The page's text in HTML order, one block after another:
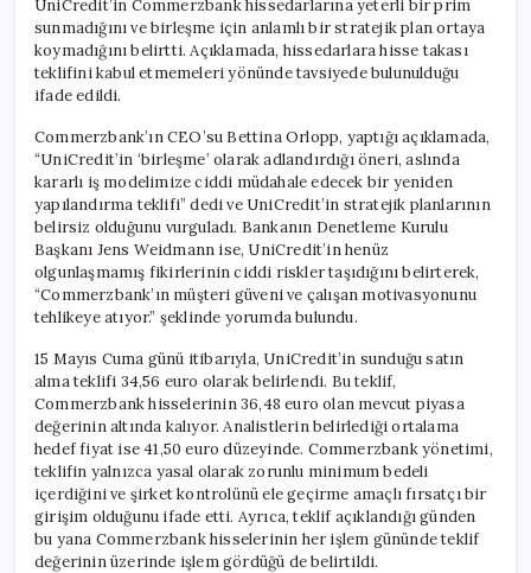
mi?
için
UniCredit’in Commerzbank hissedarlarına yeterli bir prim
sunmadığını ve birleşme için anlamlı bir stratejik plan ortaya
koymadığını belirtti. Açıklamada, hissedarlara hisse takası
teklifini kabul etmemeleri yönünde tavsiyede bulunulduğu
ifade edildi.
Commerzbank’ın CEO’su Bettina Orlopp, yaptığı açıklamada,
“UniCredit’in ‘birleşme’ olarak adlandırdığı öneri, aslında
kararlı iş modelimize ciddi müdahale edecek bir yeniden
yapılandırma teklifi” dedi ve UniCredit’in stratejik planlarının
belirsiz olduğunu vurguladı. Bankanın Denetleme Kurulu
Başkanı Jens Weidmann ise, UniCredit’in henüz
olgunlaşmamış fikirlerinin ciddi riskler taşıdığını belirterek,
“Commerzbank’ın müşteri güveni ve çalışan motivasyonunu
tehlikeye atıyor.” şeklinde yorumda bulundu.
15 Mayıs Cuma günü itibarıyla, UniCredit’in sunduğu satın
alma teklifi 34,56 euro olarak belirlendi. Bu teklif,
Commerzbank hisselerinin 36,48 euro olan mevcut piyasa
değerinin altında kalıyor. Analistlerin belirlediği ortalama
hedef fiyat ise 41,50 euro düzeyinde. Commerzbank yönetimi,
teklifin yalnızca yasal olarak zorunlu minimum bedeli
içerdiğini ve şirket kontrolünü ele geçirme amaçlı fırsatçı bir
girişim olduğunu ifade etti. Ayrıca, teklif açıklandığı günden
bu yana Commerzbank hisselerinin her işlem gününde teklif
değerinin üzerinde işlem gördüğü de belirtildi.